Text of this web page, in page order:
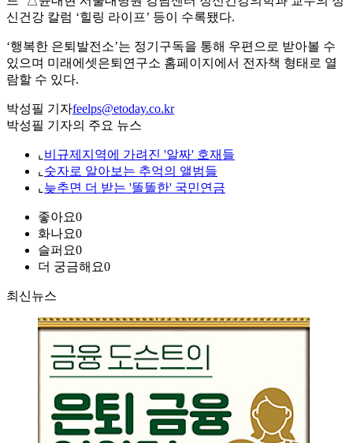
신건강 칼럼 ‘힐링 라이프’ 등이 수록됐다.
‘행복한 은퇴발전소’는 정기구독을 통해 우편으로 받아볼 수
있으며 미래에셋은퇴연구소 홈페이지에서 전자책 형태로 열
람할 수 있다.
박성필 기자feelps@etoday.co.kr
박성필 기자의 주요 뉴스
⌞ 비규제지역에 가려진 '알짜' 호재들
⌞ 숫자로 알아보는 추억의 앨범들
⌞ 늦추면 더 받는 '똘똘한' 국민연금
좋아요0
화나요0
슬퍼요0
더 궁금해요0
최신뉴스